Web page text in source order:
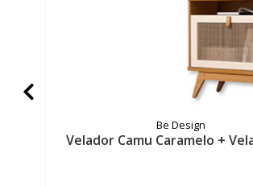
Be Design
Velador Camu Caramelo +